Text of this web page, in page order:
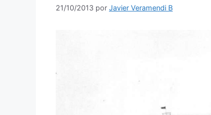
21/10/2013 por Javier Veramendi B